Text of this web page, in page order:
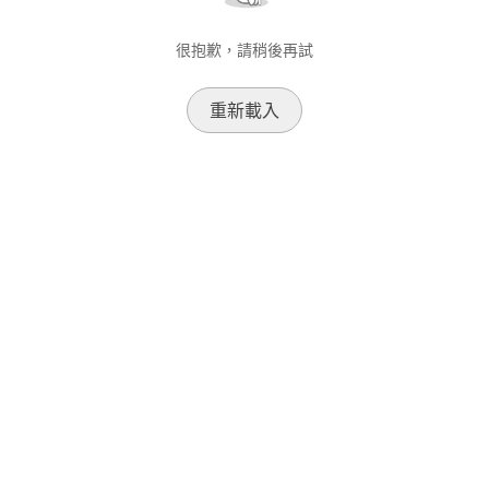
很抱歉，請稍後再試
重新載入